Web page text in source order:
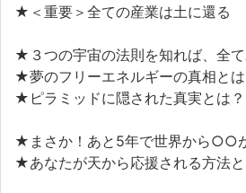
★＜重要＞全ての産業は土に還る
★３つの宇宙の法則を知れば、全
★夢のフリーエネルギーの真相とは
★ピラミッドに隠された真実とは？
★まさか！あと5年で世界から○○
★あなたが天から応援される方法と